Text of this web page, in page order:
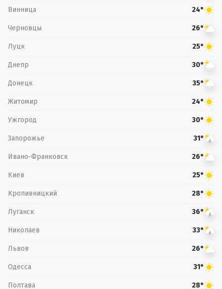
Винница 24°
Черновцы 26°
Луцк 25°
Днепр 30°
Донецк 35°
Житомир 24°
Ужгород 30°
Запорожье 31°
Ивано-Франковск 26°
Киев 25°
Кропивницкий 28°
Луганск 36°
Николаев 33°
Львов 26°
Одесса 31°
Полтава 28°